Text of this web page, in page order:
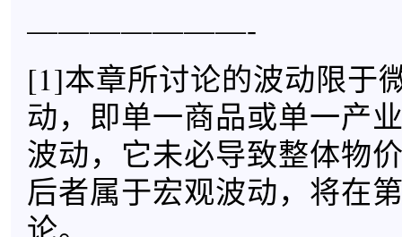
———————-
[1]本章所讨论的波动限于
动，即单一商品或单一产
波动，它未必导致整体物
后者属于宏观波动，将在